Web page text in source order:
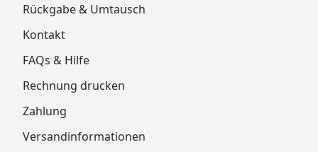
Rückgabe & Umtausch
Kontakt
FAQs & Hilfe
Rechnung drucken
Zahlung
Versandinformationen